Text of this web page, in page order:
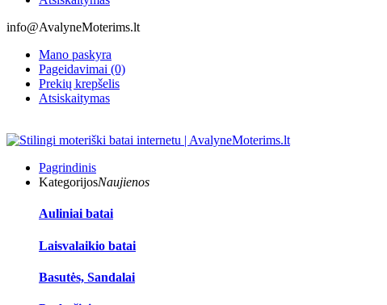
info@AvalyneMoterims.lt
Mano paskyra
Pageidavimai (0)
Prekių krepšelis
Atsiskaitymas
Pagrindinis
KategorijosNaujienos
Auliniai batai
Laisvalaikio batai
Basutės, Sandalai